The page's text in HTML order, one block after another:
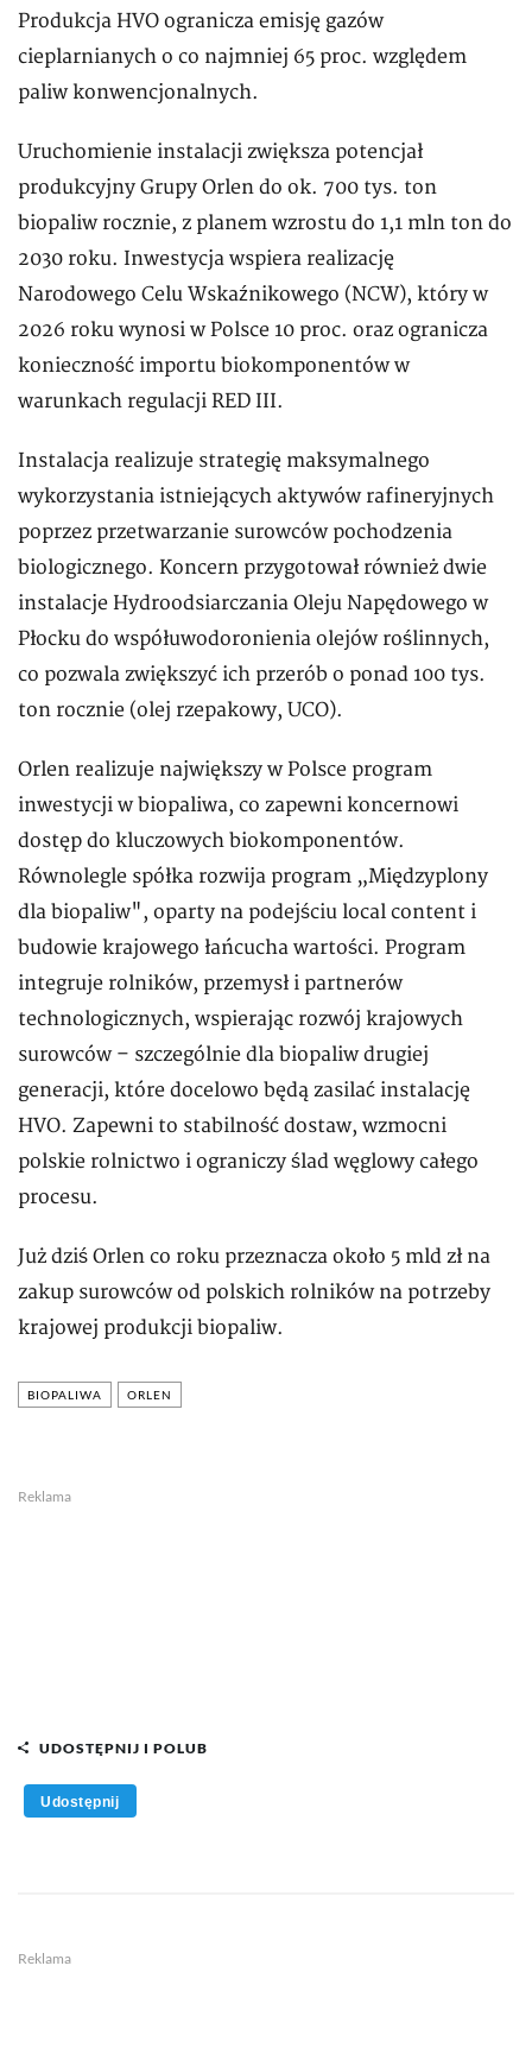
Produkcja HVO ogranicza emisję gazów
cieplarnianych o co najmniej 65 proc. względem
paliw konwencjonalnych.
Uruchomienie instalacji zwiększa potencjał
produkcyjny Grupy Orlen do ok. 700 tys. ton
biopaliw rocznie, z planem wzrostu do 1,1 mln ton do
2030 roku. Inwestycja wspiera realizację
Narodowego Celu Wskaźnikowego (NCW), który w
2026 roku wynosi w Polsce 10 proc. oraz ogranicza
konieczność importu biokomponentów w
warunkach regulacji RED III.
Instalacja realizuje strategię maksymalnego
wykorzystania istniejących aktywów rafineryjnych
poprzez przetwarzanie surowców pochodzenia
biologicznego. Koncern przygotował również dwie
instalacje Hydroodsiarczania Oleju Napędowego w
Płocku do współuwodoronienia olejów roślinnych,
co pozwala zwiększyć ich przerób o ponad 100 tys.
ton rocznie (olej rzepakowy, UCO).
Orlen realizuje największy w Polsce program
inwestycji w biopaliwa, co zapewni koncernowi
dostęp do kluczowych biokomponentów.
Równolegle spółka rozwija program „Międzyplony
dla biopaliw", oparty na podejściu local content i
budowie krajowego łańcucha wartości. Program
integruje rolników, przemysł i partnerów
technologicznych, wspierając rozwój krajowych
surowców – szczególnie dla biopaliw drugiej
generacji, które docelowo będą zasilać instalację
HVO. Zapewni to stabilność dostaw, wzmocni
polskie rolnictwo i ograniczy ślad węglowy całego
procesu.
Już dziś Orlen co roku przeznacza około 5 mld zł na
zakup surowców od polskich rolników na potrzeby
krajowej produkcji biopaliw.
BIOPALIWA ORLEN
Reklama
UDOSTĘPNIJ I POLUB
Udostępnij
Reklama